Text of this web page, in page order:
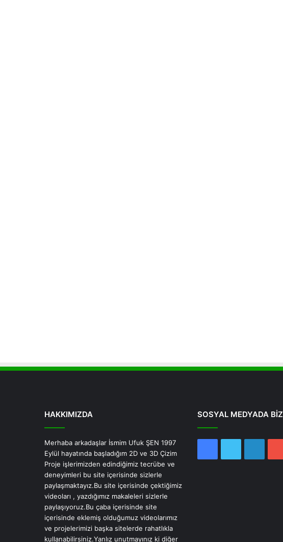
HAKKIMIZDA
Merhaba arkadaşlar İsmim Ufuk ŞEN 1997
Eylül hayatında başladığım 2D ve 3D Çizim
Proje işlerimizden edindiğimiz tecrübe ve
deneyimleri bu site içerisinde sizlerle
paylaşmaktayız.Bu site içerisinde çektiğimiz
videoları , yazdığımız makaleleri sizlerle
paylaşıyoruz.Bu çaba içerisinde site
içerisinde eklemiş olduğumuz videolarımız
ve projelerimizi başka sitelerde rahatlıkla
kullanabilirsiniz.Yanlız unutmayınız ki diğer
SOSYAL MEDYADA BİZ